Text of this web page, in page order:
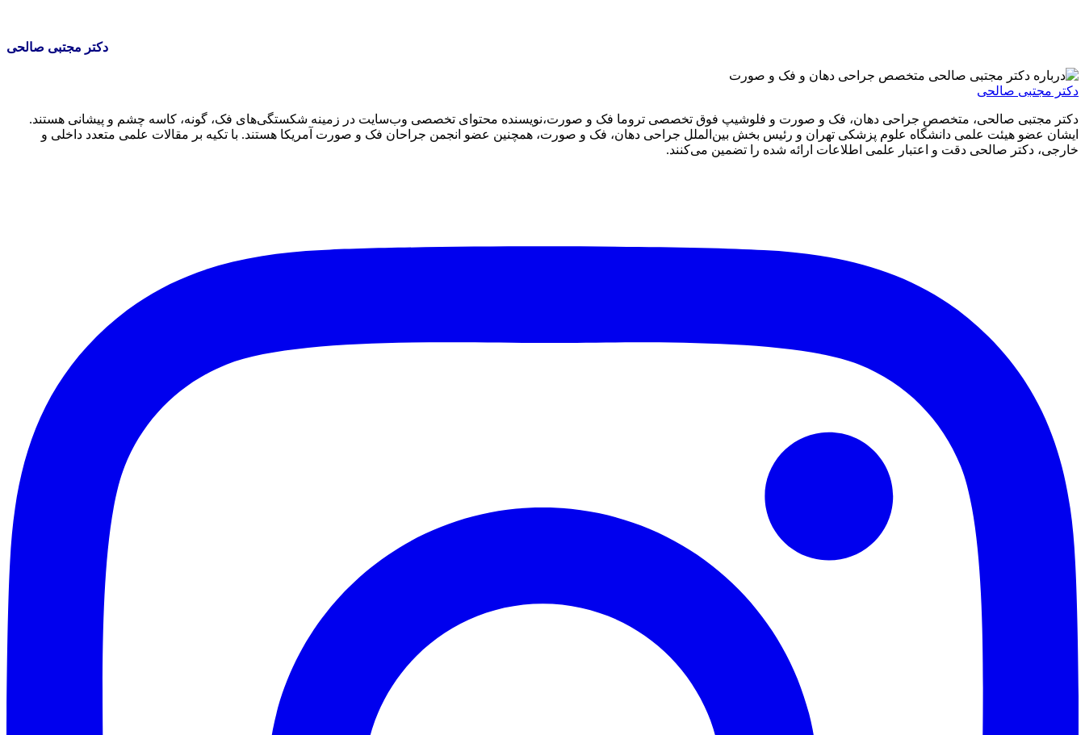
دکتر مجتبی صالحی
دکتر مجتبی صالحی
دکتر مجتبی صالحی، متخصص جراحی دهان، فک و صورت و فلوشیپ فوق تخصصی تروما فک و صورت،نویسنده محتوای تخصصی وب‌سایت در زمینه شکستگی‌های فک، گونه، کاسه چشم و پیشانی هستند.
ایشان عضو هیئت علمی دانشگاه علوم پزشکی تهران و رئیس بخش بین‌الملل جراحی دهان، فک و صورت، همچنین عضو انجمن جراحان فک و صورت آمریکا هستند. با تکیه بر مقالات علمی متعدد داخلی و
خارجی، دکتر صالحی دقت و اعتبار علمی اطلاعات ارائه شده را تضمین می‌کنند.